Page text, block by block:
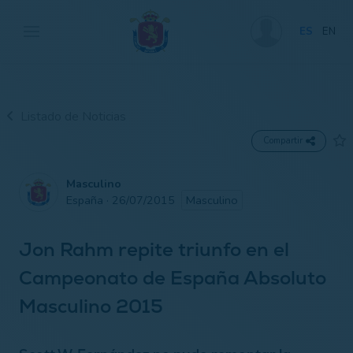
ES EN
Compartir
Masculino
España · 26/07/2015
Masculino
Jon Rahm repite triunfo en el
Campeonato de España Absoluto
Masculino 2015